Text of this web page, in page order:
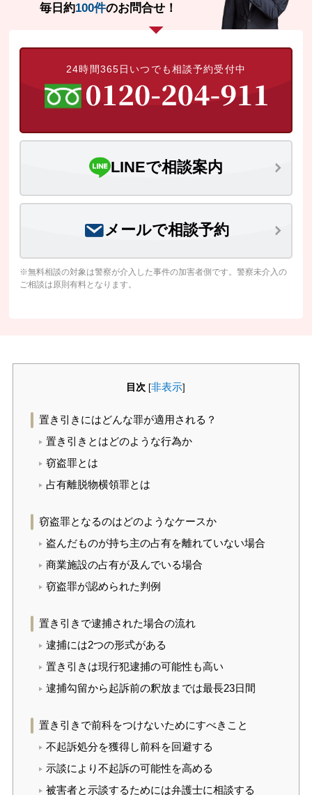
知りたい方
刑事事件データベース
毎日約100件のお問合せ！
24時間365日いつでも相談予約受付中
LINEで相談案内
メールで相談予約
※無料相談の対象は警察が介入した事件の加害者側です。警察未介入の
ご相談は原則有料となります。
目次 [非表示]
置き引きにはどんな罪が適用される？
置き引きとはどのような行為か
窃盗罪とは
占有離脱物横領罪とは
窃盗罪となるのはどのようなケースか
盗んだものが持ち主の占有を離れていない場合
商業施設の占有が及んでいる場合
窃盗罪が認められた判例
置き引きで逮捕された場合の流れ
逮捕には2つの形式がある
置き引きは現行犯逮捕の可能性も高い
逮捕勾留から起訴前の釈放までは最長23日間
置き引きで前科をつけないためにすべきこと
不起訴処分を獲得し前科を回避する
示談により不起訴の可能性を高める
被害者と示談するためには弁護士に相談する